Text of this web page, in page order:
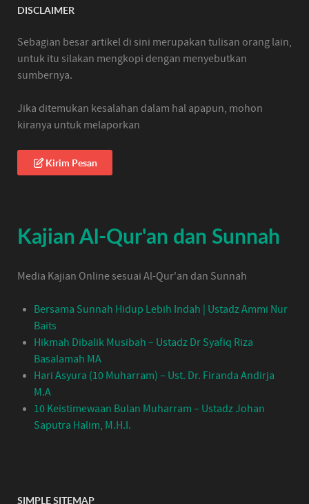
DISCLAIMER
Sebagian besar artikel di sini merupakan tulisan orang lain,
untuk itu silakan mengkopi dengan menyebutkan
sumbernya.
Jika ditemukan kesalahan dalam hal apapun, mohon
kiranya untuk melaporkan
Kirim Pesan
Kajian Al-Qur'an dan Sunnah
Media Kajian Online sesuai Al-Qur'an dan Sunnah
Bersama Sunnah Hidup Lebih Indah | Ustadz Ammi Nur
Baits
Hikmah Dibalik Musibah – Ustadz Dr Syafiq Riza
Basalamah MA
Hari Asyura (10 Muharram) – Ust. Dr. Firanda Andirja
M.A
10 Keistimewaan Bulan Muharram – Ustadz Johan
Saputra Halim, M.H.I.
SIMPLE SITEMAP